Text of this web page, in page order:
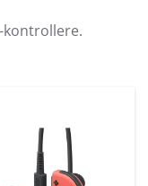
kontrollere.